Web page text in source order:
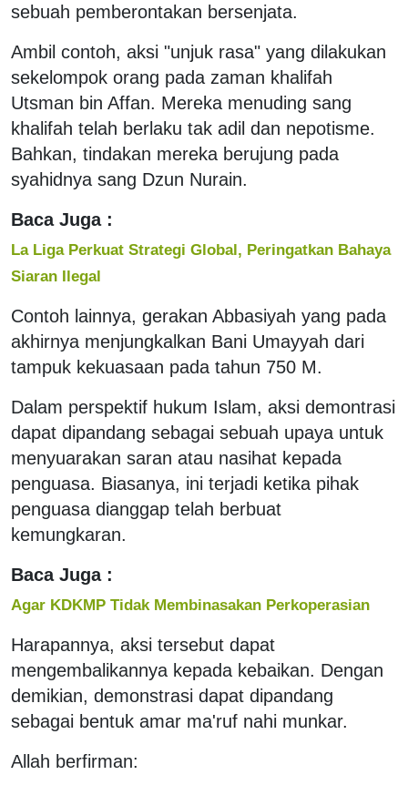
sebuah pemberontakan bersenjata.
Ambil contoh, aksi "unjuk rasa" yang dilakukan
sekelompok orang pada zaman khalifah
Utsman bin Affan. Mereka menuding sang
khalifah telah berlaku tak adil dan nepotisme.
Bahkan, tindakan mereka berujung pada
syahidnya sang Dzun Nurain.
Baca Juga :
La Liga Perkuat Strategi Global, Peringatkan Bahaya
Siaran Ilegal
Contoh lainnya, gerakan Abbasiyah yang pada
akhirnya menjungkalkan Bani Umayyah dari
tampuk kekuasaan pada tahun 750 M.
Dalam perspektif hukum Islam, aksi demontrasi
dapat dipandang sebagai sebuah upaya untuk
menyuarakan saran atau nasihat kepada
penguasa. Biasanya, ini terjadi ketika pihak
penguasa dianggap telah berbuat
kemungkaran.
Baca Juga :
Agar KDKMP Tidak Membinasakan Perkoperasian
Harapannya, aksi tersebut dapat
mengembalikannya kepada kebaikan. Dengan
demikian, demonstrasi dapat dipandang
sebagai bentuk amar ma'ruf nahi munkar.
Allah berfirman: